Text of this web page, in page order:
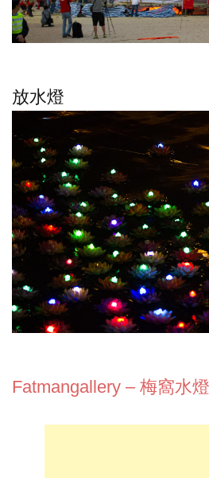
放水燈
Fatmangallery – 梅窩水